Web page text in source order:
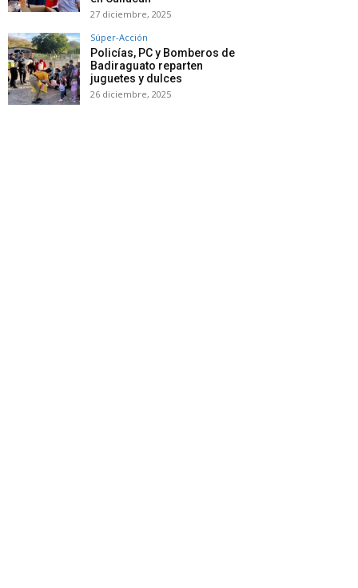
27 diciembre, 2025
Súper-Acción
Policías, PC y Bomberos de
Badiraguato reparten
juguetes y dulces
26 diciembre, 2025